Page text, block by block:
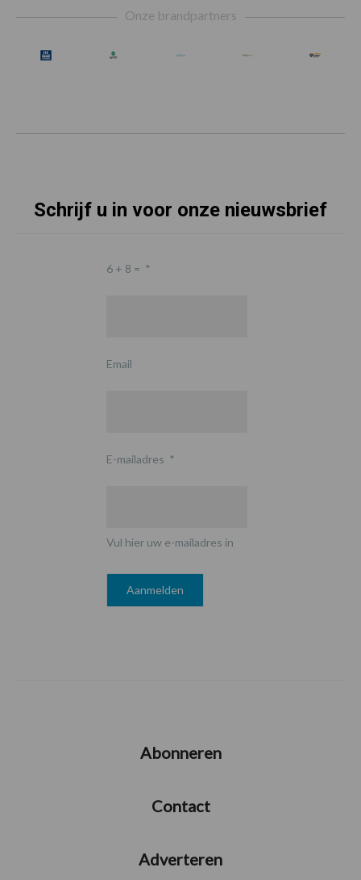
Onze brandpartners
Schrijf u in voor onze nieuwsbrief
6 + 8 = *
Email
E-mailadres *
Vul hier uw e-mailadres in
Abonneren
Contact
Adverteren